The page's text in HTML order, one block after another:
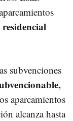
residencial
subvenciones
aparcamientos
alcanza hasta